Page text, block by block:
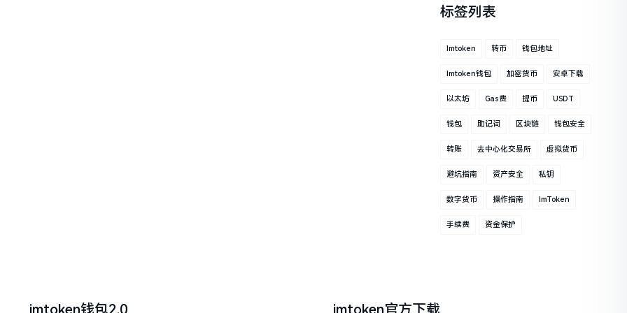
标签列表
Imtoken 转币 钱包地址
Imtoken钱包 加密货币 安卓下载
以太坊 Gas费 提币 USDT
钱包 助记词 区块链 钱包安全
转账 去中心化交易所 虚拟货币
避坑指南 资产安全 私钥
数字货币 操作指南 ImToken
手续费 资金保护